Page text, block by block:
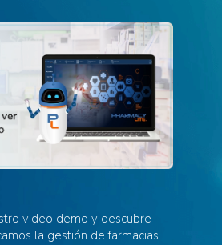
video demo y descubre
la gestión de farmacias.